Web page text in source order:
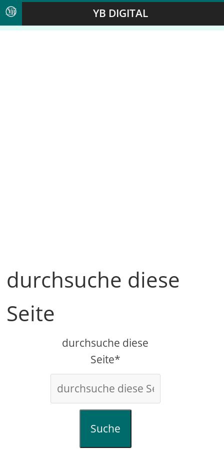
YB DIGITAL
durchsuche diese
Seite
durchsuche diese
Seite*
Suche